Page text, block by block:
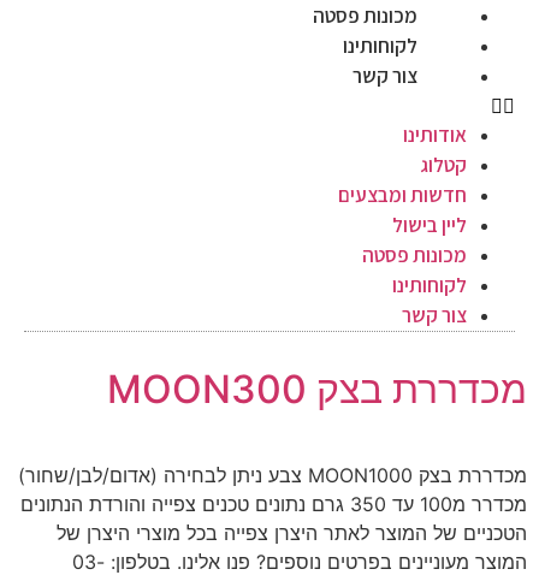
מכונות פסטה
לקוחותינו
צור קשר
אודותינו
קטלוג
חדשות ומבצעים
ליין בישול
מכונות פסטה
לקוחותינו
צור קשר
מכדררת בצק MOON300
מכדררת בצק MOON1000 צבע ניתן לבחירה (אדום/לבן/שחור)
מכדרר מ100 עד 350 גרם נתונים טכנים צפייה והורדת הנתונים
הטכניים של המוצר לאתר היצרן צפייה בכל מוצרי היצרן של
המוצר מעוניינים בפרטים נוספים? פנו אלינו. בטלפון: 03-